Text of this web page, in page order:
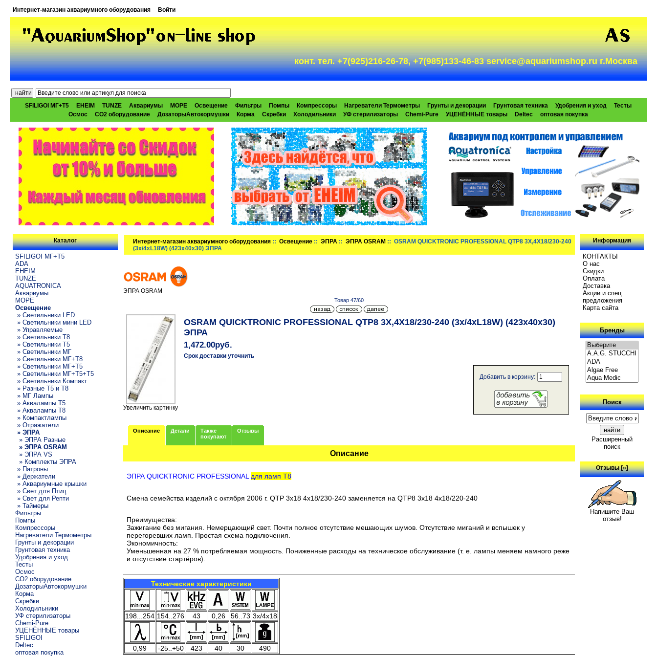
Интернет-магазин аквариумного оборудования Войти
конт. тел. +7(925)216-26-78, +7(985)133-46-83 service@aquariumshop.ru г.Москва
SFILIGOI МГ+Т5 EHEIM TUNZE Аквариумы МОРЕ Освещение Фильтры Помпы Компрессоры Нагреватели Термометры Грунты и декорации Грунтовая техника Удобрения и уход
Тесты
Осмос
CO2 оборудование ДозаторыАвтокормушки Корма Скребки Холодильники УФ стерилизаторы Chemi-Pure УЦЕНЁННЫЕ товары Deltec оптовая покупка
Каталог
SFILIGOI МГ+Т5
ADA
EHEIM
TUNZE
AQUATRONICA
Аквариумы
МОРЕ
Освещение
» Светильники LED
» Светильники мини LED
» Управляемые
» Светильники T8
» Светильники T5
» Светильники МГ
» Светильники МГ+T8
» Светильники МГ+T5
» Светильники МГ+T5+T5
» Светильники Компакт
» Разные T5 и T8
» МГ Лампы
» Аквалампы T5
» Аквалампы T8
» Компактлампы
» Отражатели
» ЭПРА
» ЭПРА Разные
» ЭПРА OSRAM
» ЭПРА VS
» Комплекты ЭПРА
» Патроны
» Держатели
» Аквариумные крышки
» Свет для Птиц
» Свет для Репти
» Таймеры
Фильтры
Помпы
Компрессоры
Нагреватели Термометры
Грунты и декорации
Грунтовая техника
Удобрения и уход
Тесты
Осмос
CO2 оборудование
ДозаторыАвтокормушки
Корма
Скребки
Холодильники
УФ стерилизаторы
Chemi-Pure
УЦЕНЁННЫЕ товары
SFILIGOI
Deltec
оптовая покупка
Интернет-магазин аквариумного оборудования ::Освещение ::ЭПРА ::ЭПРА OSRAM :: OSRAM QUICKTRONIC PROFESSIONAL QTP8 3X,4X18/230-240
(3x/4xL18W) (423x40x30) ЭПРА
ЭПРА OSRAM
Товар 47/60
Увеличить картинку
OSRAM QUICKTRONIC PROFESSIONAL QTP8 3X,4X18/230-240 (3x/4xL18W) (423x40x30)
ЭПРА
1,472.00руб.
Срок доставки уточнить
Добавить в корзину:
Описание Детали
Также
покупают
Отзывы
Описание
ЭПРА QUICKTRONIC PROFESSIONAL для ламп T8
Смена семейства изделий с октября 2006 г. QTP 3x18 4x18/230-240 заменяется на QTP8 3x18 4x18/220-240
Преимущества:
Зажигание без мигания. Немерцающий свет. Почти полное отсутствие мешающих шумов. Отсутствие миганий и вспышек у
перегоревших ламп. Простая схема подключения.
Экономичность:
Уменьшенная на 27 % потребляемая мощность. Пониженные расходы на техническое обслуживание (т. е. лампы меняем намного реже
и отсутствие стартёров).
Технические характеристики
198...254 154..276 43 0,26 56..73 3x/4x18
0,99 -25..+50 423 40 30 490
Информация
КОНТАКТЫ
О нас
Скидки
Oплатa
Доставка
Акции и спец
предложения
Карта сайта
Бренды
Поиск
Расширенный
поиск
Отзывы [»]
Напишите Ваш
отзыв!